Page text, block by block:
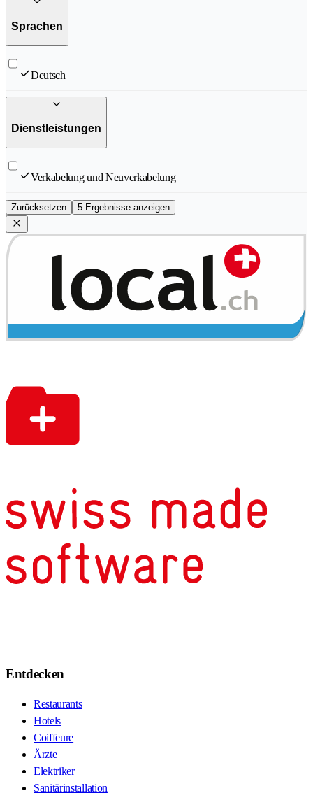
Sprachen
Deutsch
Dienstleistungen
Verkabelung und Neuverkabelung
Zurücksetzen 5 Ergebnisse anzeigen
Entdecken
Restaurants
Hotels
Coiffeure
Ärzte
Elektriker
Sanitärinstallation